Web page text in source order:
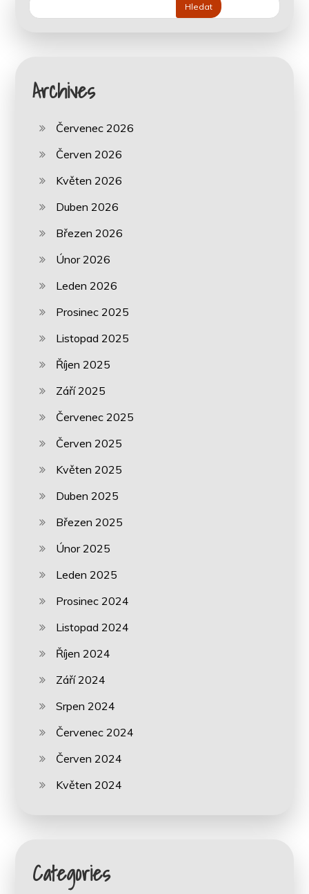
Hledat
Archives
Červenec 2026
Červen 2026
Květen 2026
Duben 2026
Březen 2026
Únor 2026
Leden 2026
Prosinec 2025
Listopad 2025
Říjen 2025
Září 2025
Červenec 2025
Červen 2025
Květen 2025
Duben 2025
Březen 2025
Únor 2025
Leden 2025
Prosinec 2024
Listopad 2024
Říjen 2024
Září 2024
Srpen 2024
Červenec 2024
Červen 2024
Květen 2024
Categories